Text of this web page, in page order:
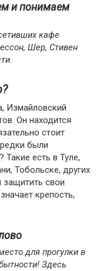
и понимаем
кафе
Шер, Стивен
Измайловский
Он находится
стоит
были
есть в Туле,
Тобольске, других
защитить свои
крепость,
для прогулки в
Здесь